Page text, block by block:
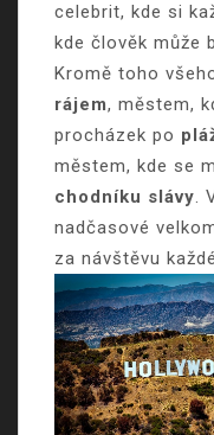
celebrit, kde si
kde člověk může
Kromě toho
rájem, městem,
procházek po
městem, kde se
chodníku slávy.
nadčasové
za návštěvu